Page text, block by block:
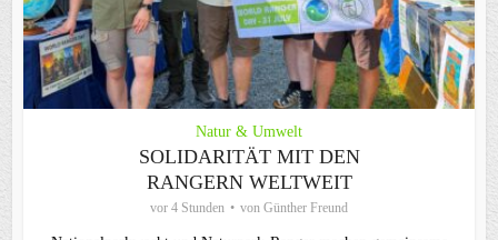
Natur & Umwelt
SOLIDARITÄT MIT DEN
RANGERN WELTWEIT
vor 4 Stunden von Günther Freund